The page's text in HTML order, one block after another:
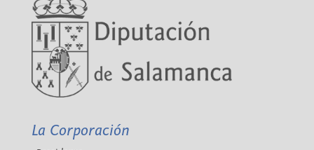
La Corporación